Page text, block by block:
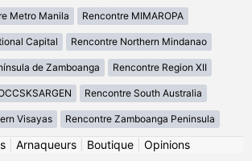
Metro Manila Rencontre MIMAROPA
Capital Rencontre Northern Mindanao
de Zamboanga Rencontre Region XII
Rencontre South Australia
Visayas Rencontre Zamboanga Peninsula
| Arnaqueurs| Boutique| Opinions